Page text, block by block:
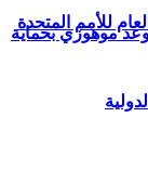
للأمم المتحدة
موهوزي بحماية